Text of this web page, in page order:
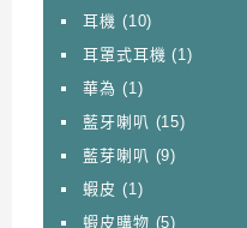
耳機 (10)
耳罩式耳機 (1)
華為 (1)
藍牙喇叭 (15)
藍芽喇叭 (9)
蝦皮 (1)
蝦皮購物 (5)